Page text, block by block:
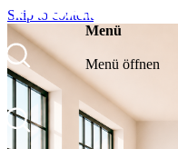
Skip to content
Menü
Menü öffnen